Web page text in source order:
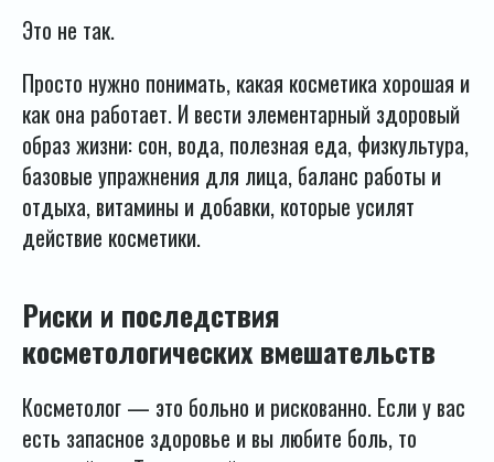
Это не так.
Просто нужно понимать, какая косметика хорошая и
как она работает. И вести элементарный здоровый
образ жизни: сон, вода, полезная еда, физкультура,
базовые упражнения для лица, баланс работы и
отдыха, витамины и добавки, которые усилят
действие косметики.
Риски и последствия
косметологических вмешательств
Косметолог — это больно и рискованно. Если у вас
есть запасное здоровье и вы любите боль, то